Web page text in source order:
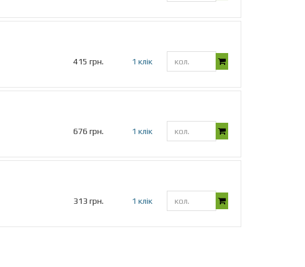
415 грн. 1 клік
676 грн. 1 клік
313 грн. 1 клік